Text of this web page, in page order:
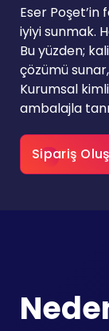
Eser Poşet’in
iyiyi sunmak.
Bu yüzden;
çözümü
Kurumsal
ambalajla
Sipariş